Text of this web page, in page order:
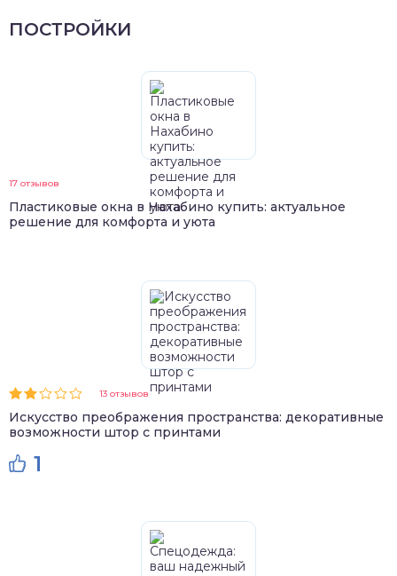
ПОСТРОЙКИ
17 отзывов
Пластиковые окна в Нахабино купить: актуальное
решение для комфорта и уюта
13 отзывов
Искусство преображения пространства: декоративные
возможности штор с принтами
1